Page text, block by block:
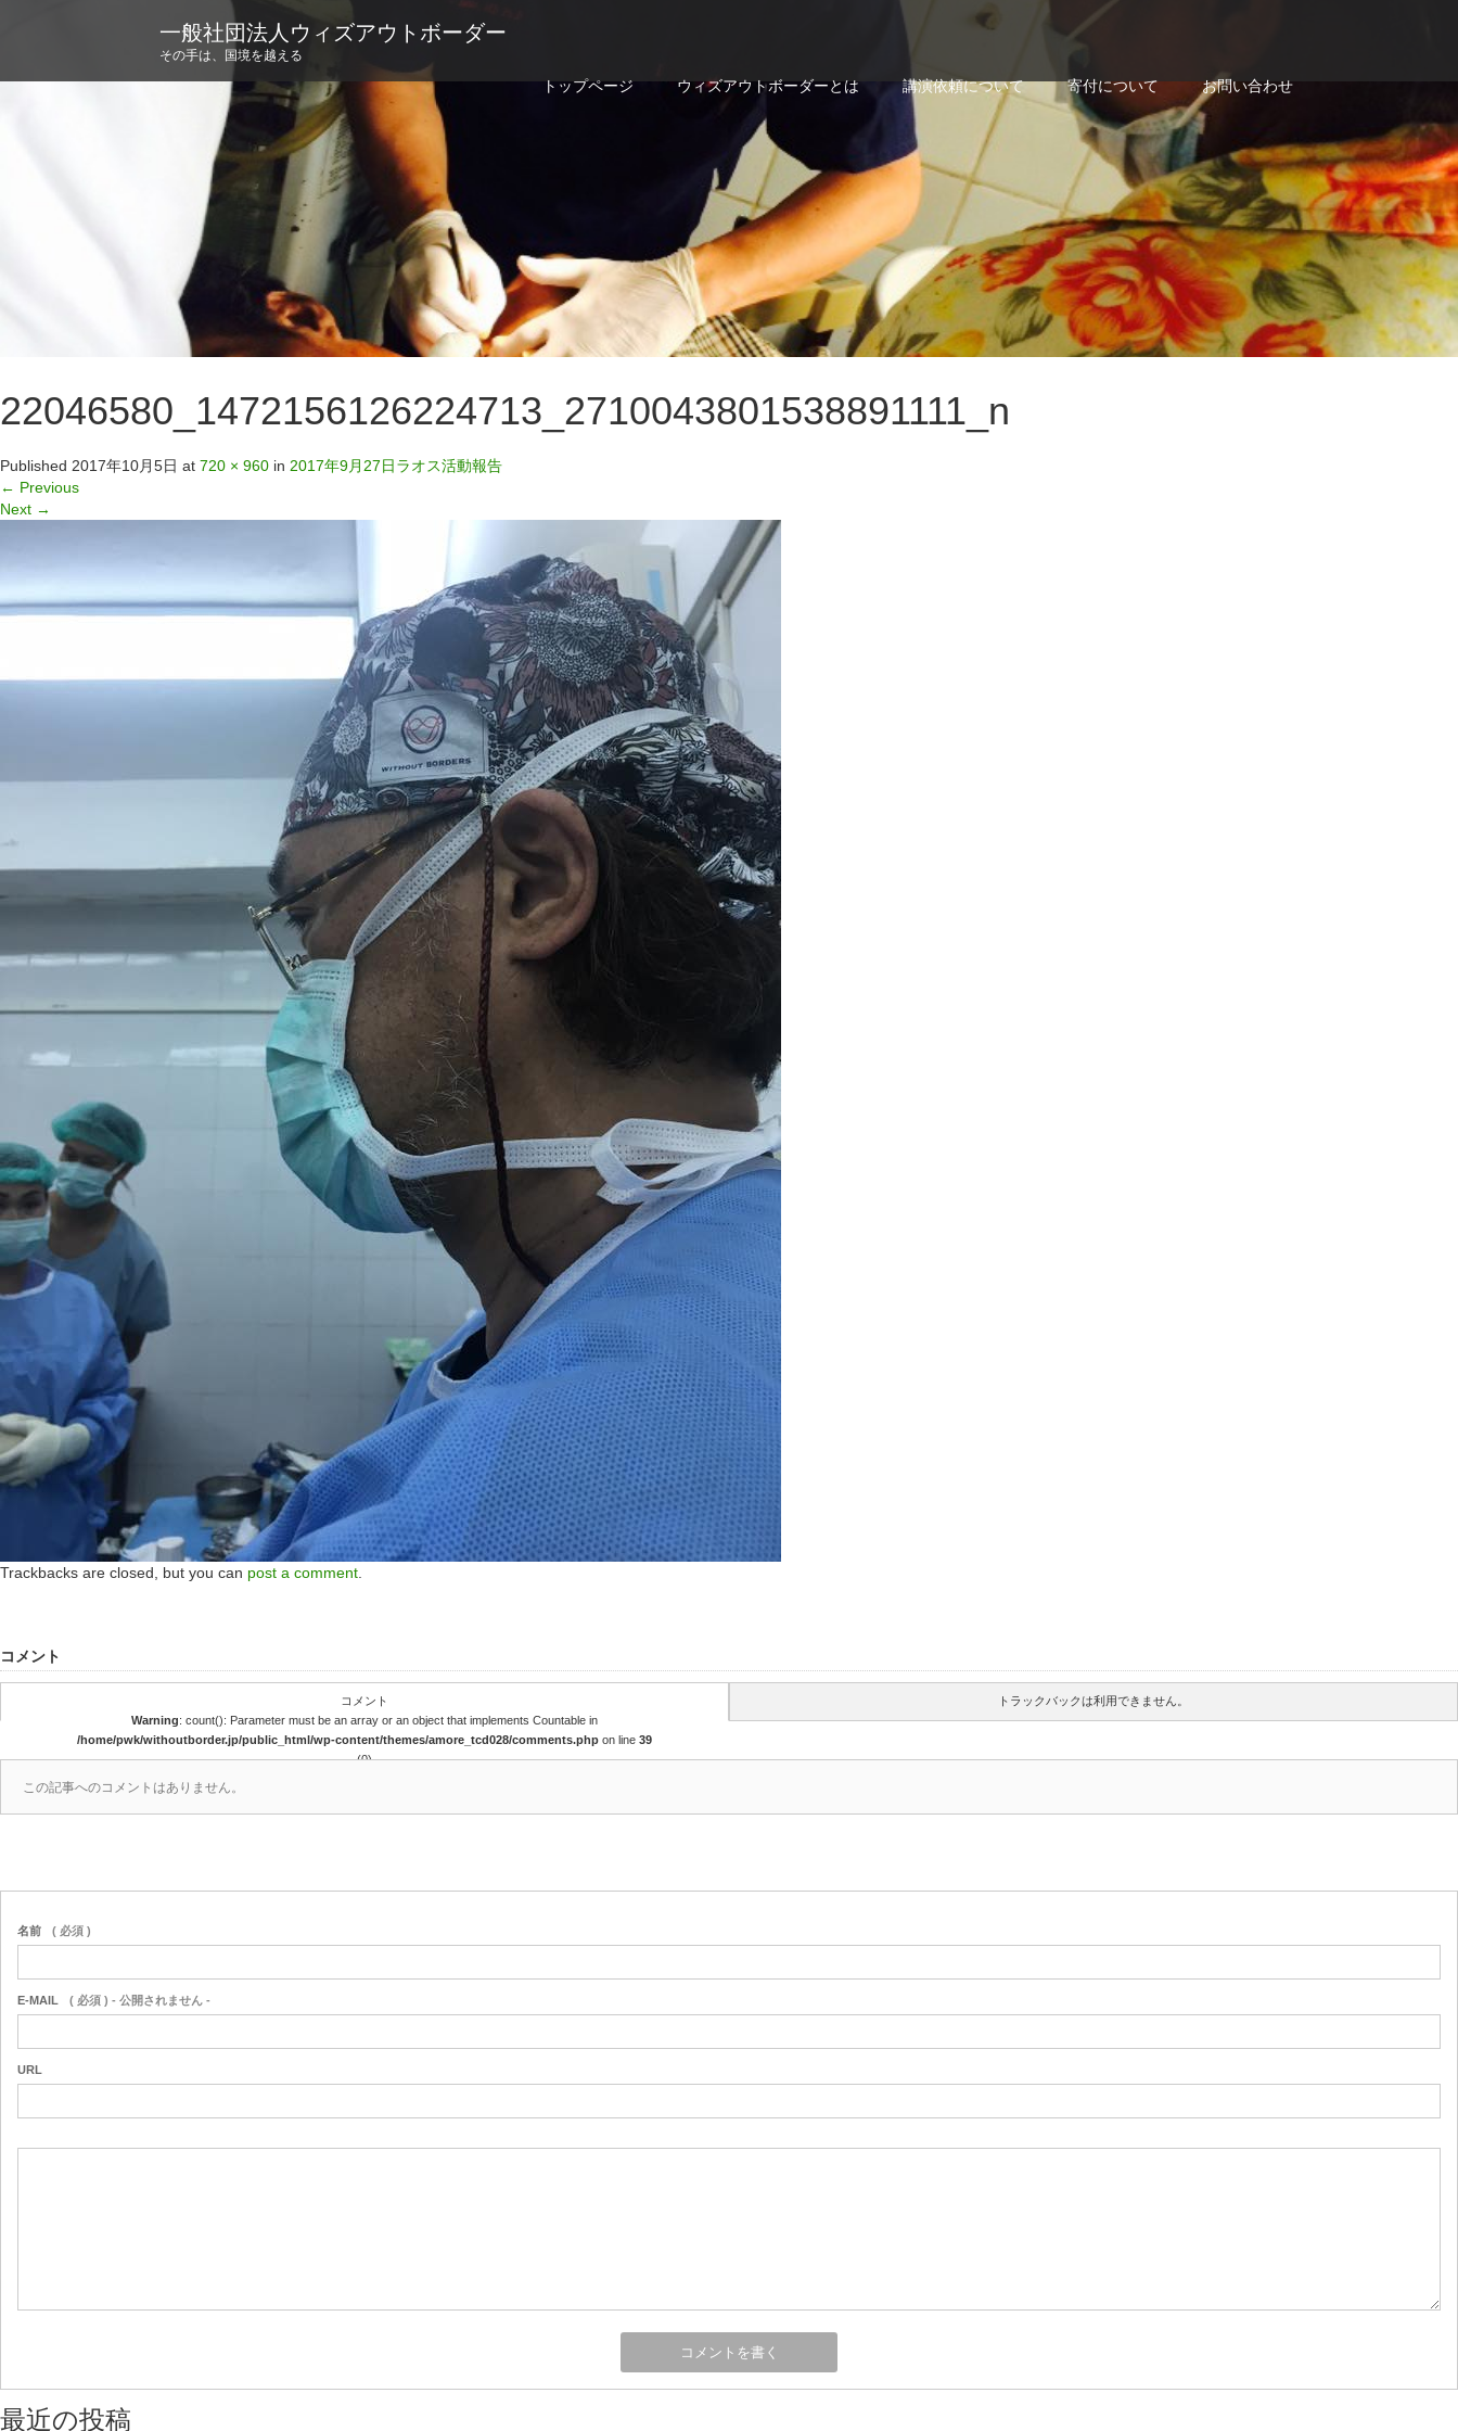
一般社団法人ウィズアウトボーダー
その手は、国境を越える
トップページ ウィズアウトボーダーとは 講演依頼について 寄付について お問い合わせ
22046580_1472156126224713_2710043801538891111_n
Published 2017年10月5日 at 720 × 960 in 2017年9月27日ラオス活動報告
← Previous
Next →
Trackbacks are closed, but you can post a comment
コメント
コメント
Warning: count(): Parameter must be an array or an object that implements Countable in
/home/pwk/withoutborder.jp/public_html/wp-content/themes/amore_tcd028/comments.php on line 39
(0)
トラックバックは利用できません。
この記事へのコメントはありません。
名前 ( 必須 )
E-MAIL ( 必須 ) - 公開されません -
URL
最近の投稿